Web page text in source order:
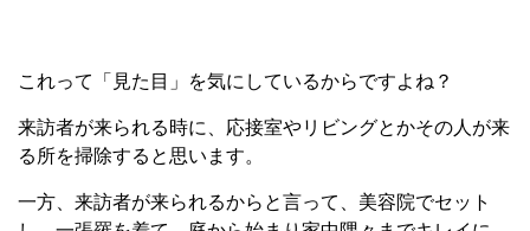
これって「見た目」を気にしているからですよね？
来訪者が来られる時に、応接室やリビングとかその人が来
る所を掃除すると思います。
一方、来訪者が来られるからと言って、美容院でセット